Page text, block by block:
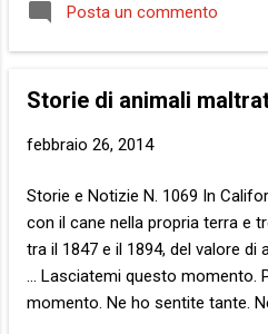
715… Cara Nasa,
vi chiamate,
grande. Adesso
sicuro è
un numero più
scritto nella mia
cresce, anche
quattro abitabili,
abitabili. Non
Posta un commento
Storie di animali
febbraio 26, 2014
Storie e Notizie N. 1069 In
con il cane nella propria terra e
tra il 1847 e il 1894, del valore di
… Lasciatemi questo momento.
momento. Ne ho sentite tante.